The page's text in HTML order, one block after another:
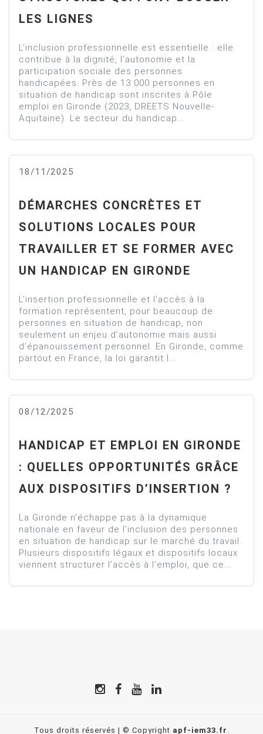
LES LIGNES
L’inclusion professionnelle est essentielle : elle
contribue à la dignité, l’autonomie et la
participation sociale des personnes
handicapées. Près de 13 000 personnes en
situation de handicap sont inscrites à Pôle
emploi en Gironde (2023, DREETS Nouvelle-
Aquitaine). Le secteur du handicap...
18/11/2025
DÉMARCHES CONCRÈTES ET
SOLUTIONS LOCALES POUR
TRAVAILLER ET SE FORMER AVEC
UN HANDICAP EN GIRONDE
L’insertion professionnelle et l’accès à la
formation représentent, pour beaucoup de
personnes en situation de handicap, non
seulement un enjeu d’autonomie mais aussi
d’épanouissement personnel. En Gironde, comme
partout en France, la loi garantit l...
08/12/2025
HANDICAP ET EMPLOI EN GIRONDE
: QUELLES OPPORTUNITÉS GRÂCE
AUX DISPOSITIFS D’INSERTION ?
La Gironde n’échappe pas à la dynamique
nationale en faveur de l’inclusion des personnes
en situation de handicap sur le marché du travail.
Plusieurs dispositifs légaux et dispositifs locaux
viennent structurer l’accès à l’emploi, que ce...
Tous droits réservés | © Copyright apf-iem33.fr